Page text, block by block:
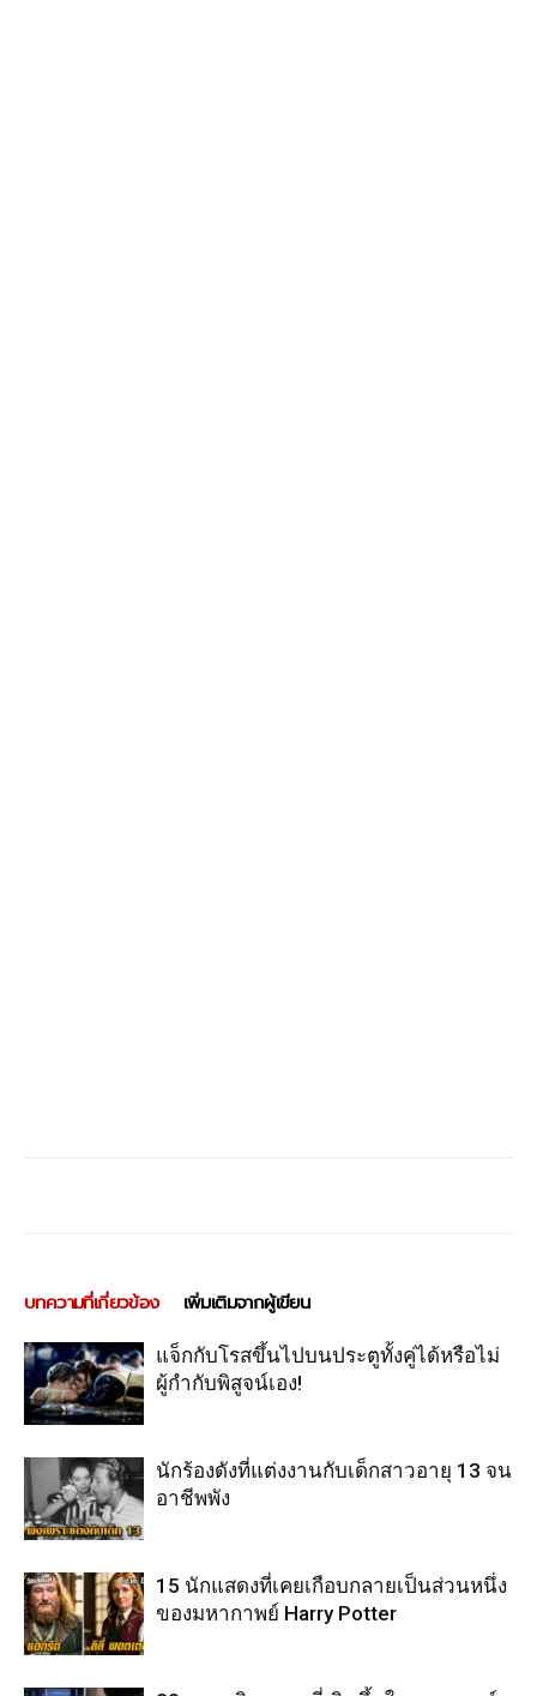
บทความที่เกี่ยวข้อง เพิ่มเติมจากผู้เขียน
แจ็กกับโรสขึ้นไปบนประตูทั้งคู่ได้หรือไม่
ผู้กำกับพิสูจน์เอง!
นักร้องดังที่แต่งงานกับเด็กสาวอายุ 13 จน
อาชีพพัง
15 นักแสดงที่เคยเกือบกลายเป็นส่วนหนึ่ง
ของมหากาพย์ Harry Potter